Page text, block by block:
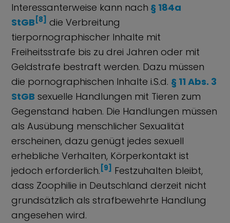
Interessanterweise kann nach § 184a
StGB [8] die Verbreitung
tierpornographischer Inhalte mit
Freiheitsstrafe bis zu drei Jahren oder mit
Geldstrafe bestraft werden. Dazu müssen
die pornographischen Inhalte i.S.d. § 11 Abs. 3
StGB sexuelle Handlungen mit Tieren zum
Gegenstand haben. Die Handlungen müssen
als Ausübung menschlicher Sexualität
erscheinen, dazu genügt jedes sexuell
erhebliche Verhalten, Körperkontakt ist
jedoch erforderlich. [9] Festzuhalten bleibt,
dass Zoophilie in Deutschland derzeit nicht
grundsätzlich als strafbewehrte Handlung
angesehen wird.